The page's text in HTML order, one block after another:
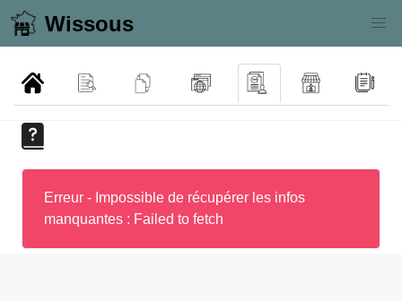
Wissous
Erreur - Impossible de récupérer les infos
manquantes : Failed to fetch